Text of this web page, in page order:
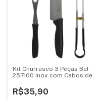
Kit Churrasco 3 Peças Bel
257100 Inox com Cabos de
R$35,90